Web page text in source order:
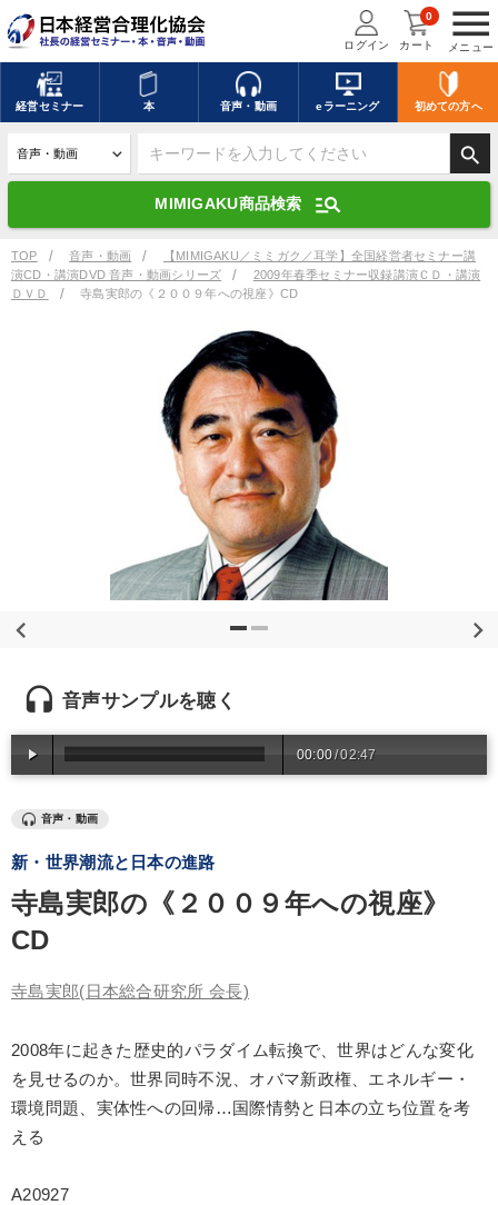
menu
メニュー
ログイン カート
0
経営セミナー 本 音声・動画 eラーニング 初めての方へ
search
MIMIGAKU商品検索 manage_search
キーワードを入力して探す
デジタル版対応のみ検索結果に表示する
search 上記の条件で検索
全国経営者セミナー講演収録物（全1315タイトル）からお探しいただけ
事業家のロマンと経営
若手異才経営者の発想 専門家のアドバイス
リーダーの器量を学ぶ
数字・税務・決算書
最新刊・戦略参謀ChatGPT実戦法と中小企業のDXと講話ご案内
売上直結の営業力や販売力を獲得する
業種
IT・サービス・金融業 コンサルタント 専門家
企業文化
TOP 音声・動画
【MIMIGAKU／ミミガク／耳学】全国経営者セミナー講
演CD・講演DVD 音声・動画シリーズ
2009年春季セミナー収録講演ＣＤ・講演
ＤＶＤ
寺島実郎の《２００９年への視座》CD
headset 音声サンプルを聴く
00:00/02:47
音声・動画
新・世界潮流と日本の進路
寺島実郎の《２００９年への視座》
CD
寺島実郎(日本総合研究所 会長)
2008年に起きた歴史的パラダイム転換で、世界はどんな変化
を見せるのか。世界同時不況、オバマ新政権、エネルギー・
環境問題、実体性への回帰…国際情勢と日本の立ち位置を考
える
A20927